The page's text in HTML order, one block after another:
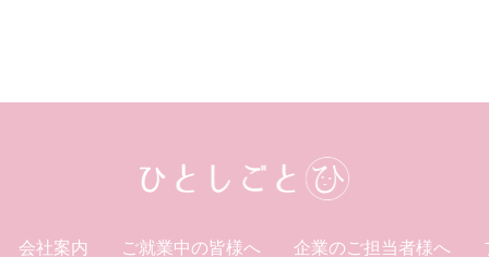
会社案内 ご就業中の皆様へ 企業のご担当者様へ